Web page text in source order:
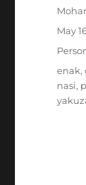
May
Tags
enak,
nasi,